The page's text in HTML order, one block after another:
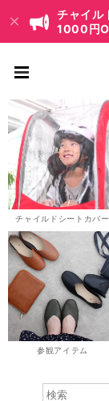
チャイル
1000円
チャイルドシートカバー
参観アイテム